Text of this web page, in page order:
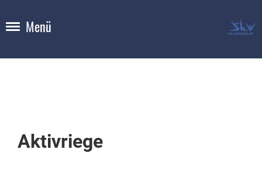
Menü
Aktivriege